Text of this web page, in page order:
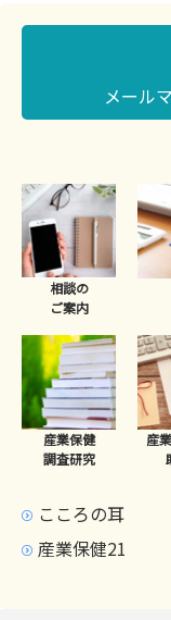
メール
相談の
ご案内
産業保健
調査研究
産
こころの耳
産業保健21